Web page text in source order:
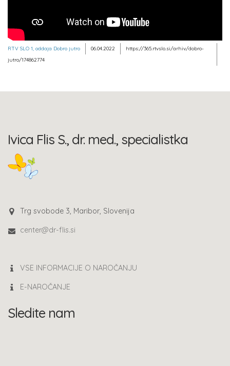
RTV SLO 1, oddaja Dobro jutro 06.04.2022
https://365.rtvslo.si/arhiv/dobro-
jutro/174862774
Ivica Flis S., dr. med., specialistka
Trg svobode 3, Maribor, Slovenija
center@dr-flis.si
VSE INFORMACIJE O NAROČANJU
E-NAROČANJE
Sledite nam